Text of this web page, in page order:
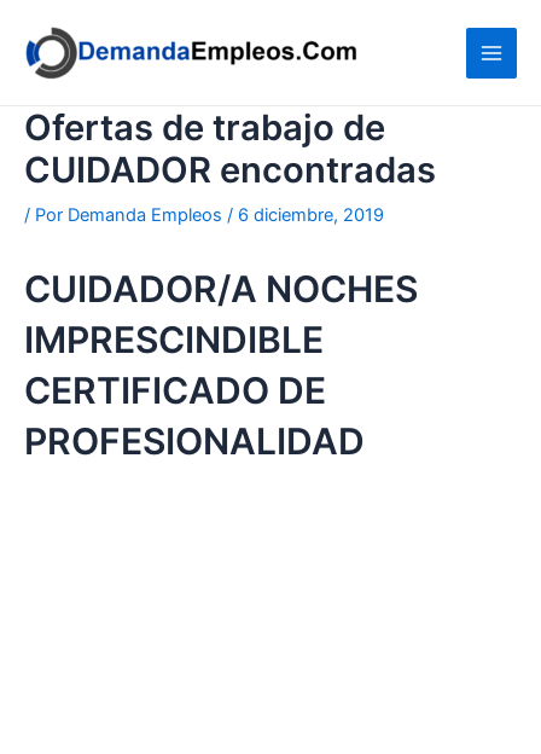
contenido
Ofertas de trabajo de
CUIDADOR encontradas
/ Por Demanda Empleos / 6 diciembre, 2019
CUIDADOR/A NOCHES
IMPRESCINDIBLE
CERTIFICADO DE
PROFESIONALIDAD